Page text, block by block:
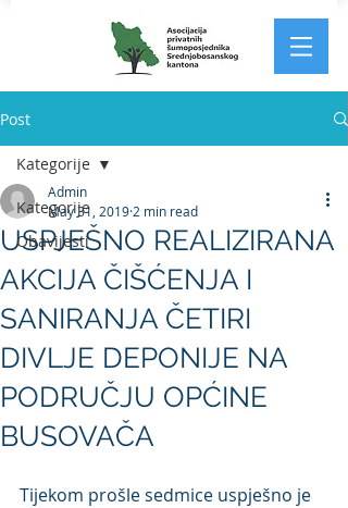
Post
Kategorije
Obavijesti
Kategorije
USPJEŠNO REALIZIRANA
AKCIJA ČIŠĆENJA I
SANIRANJA ČETIRI
DIVLJE DEPONIJE NA
PODRUČJU OPĆINE
BUSOVAČA
Admin
May 31, 2019 2 min read
Tijekom prošle sedmice uspješno je